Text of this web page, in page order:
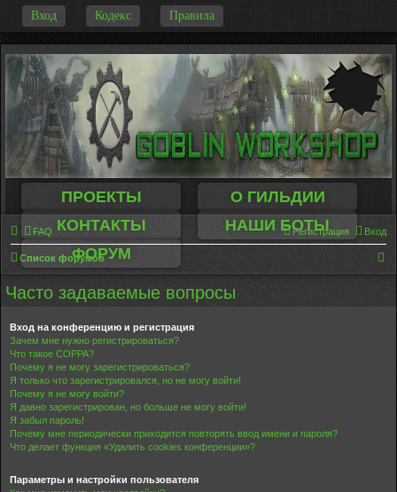
Вход Кодекс Правила
ПРОЕКТЫ
О ГИЛЬДИИ
КОНТАКТЫ
НАШИ БОТЫ
ФОРУМ
FAQ Вход
Регистрация
Список форумов
Часто задаваемые вопросы
Вход на конференцию и регистрация
Зачем мне нужно регистрироваться?
Что такое COPPA?
Почему я не могу зарегистрироваться?
Я только что зарегистрировался, но не могу войти!
Почему я не могу войти?
Я давно зарегистрирован, но больше не могу войти!
Я забыл пароль!
Почему мне периодически приходится повторять ввод имени и пароля?
Что делает функция «Удалить cookies конференции»?
Параметры и настройки пользователя